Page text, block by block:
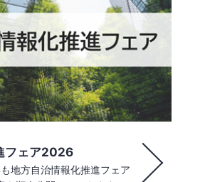
ソリューション 窓口